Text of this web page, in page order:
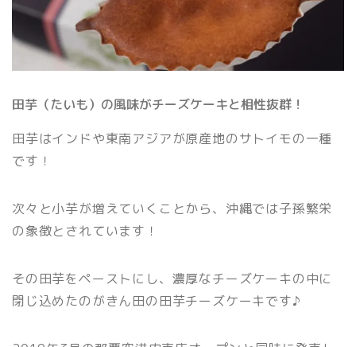
田芋（たいも）の風味がチーズケーキと相性抜群！
田芋はインドや東南アジアが原産地のサトイモの一種
です！
次々と小芋が増えていくことから、沖縄では子孫繁栄
の象徴とされています！
その田芋をペーストにし、濃厚なチーズケーキの中に
閉じ込めたのがきん田の田芋チーズケーキです♪